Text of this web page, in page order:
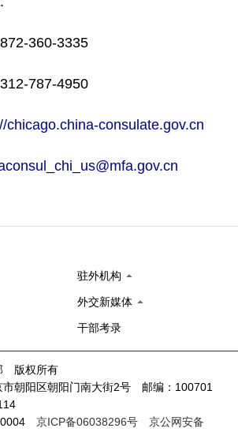
360-3335
787-4950
chicago.china-consulate.gov.cn
驻外机构
外交新媒体
干部考录
版权所有
朝阳区朝阳门南大街2号 邮编：100701
京ICP备06038296号
京公网安备